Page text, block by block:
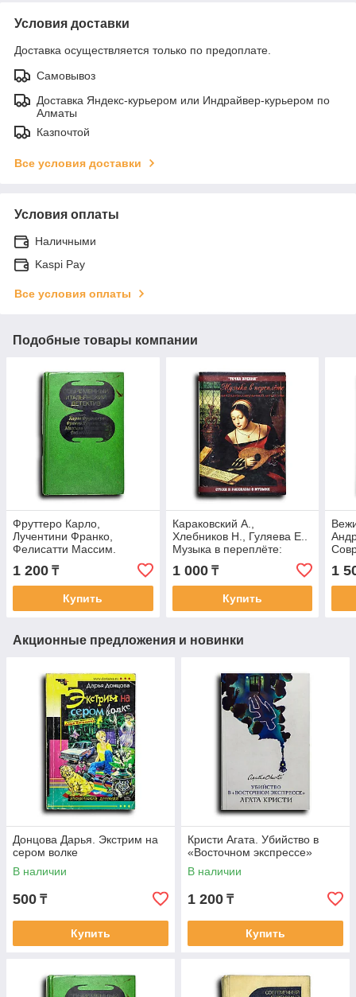
Условия доставки
Доставка осуществляется только по предоплате.
Самовывоз
Доставка Яндекс-курьером или Индрайвер-курьером по
Алматы
Казпочтой
Все условия доставки
Условия оплаты
Наличными
Kaspi Pay
Все условия оплаты
Подобные товары компании
Фруттеро Карло,
Лучентини Франко,
Фелисатти Массим.
Современный
итальянский детектив: Его
посетило в
1 200 ₸
Купить
Караковский А.,
Хлебников Н., Гуляева Е..
Музыка в переплёте:
Антология современной
литературы
1 000₸
Купить
1
Акционные предложения и новинки
Донцова Дарья. Экстрим на
сером волке
В наличии
500 ₸
Купить
Кристи Агата. Убийство в
«Восточном экспрессе»
В наличии
1 200 ₸
Купить